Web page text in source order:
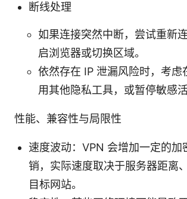
断线处理
如果连接突然中断，尝试重新
启浏览器或切换区域。
依然存在 IP 泄漏风险时，考虑
用其他隐私工具，或暂停敏感活
性能、兼容性与局限性
速度波动：VPN 会增加一定的加
销，实际速度取决于服务器距离
目标网站。